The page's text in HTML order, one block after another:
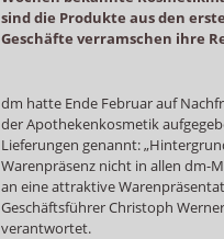
sind die Produkte aus den
Geschäfte verramschen ihre
dm hatte Ende Februar auf
der Apothekenkosmetik
Lieferungen genannt:
Warenpräsenz nicht in allen dm-
an eine attraktive
Geschäftsführer Christoph
verantwortet.